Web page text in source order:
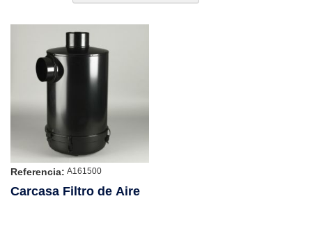
Referencia: A161500
Carcasa Filtro de Aire